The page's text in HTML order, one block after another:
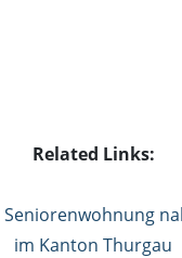
Related Links:
im Kanton Thurgau